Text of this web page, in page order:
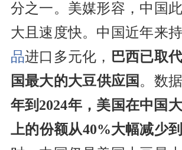
分之一。美媒形容，中国
大且速度快。中国近年来
品进口多元化， 巴西已取
国最大的大豆供应国 。数
年到2024年，美国在中国
上的份额从40%大幅减少